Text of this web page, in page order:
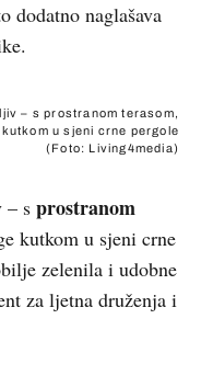
dodatno naglašava
– s prostranom terasom,
u sjeni crne pergole
(Foto: Living4media)
– s prostranom
kutkom u sjeni crne
zelenila i udobne
za ljetna druženja i